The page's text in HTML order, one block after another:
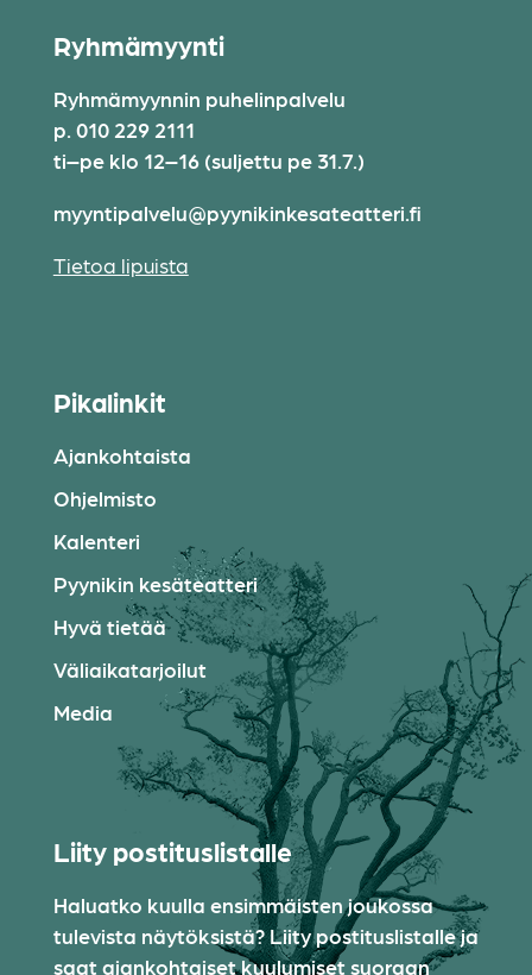
Ryhmämyynti
Ryhmämyynnin puhelinpalvelu
p. 010 229 2111
ti–pe klo 12–16 (suljettu pe 31.7.)
myyntipalvelu@pyynikinkesateatteri.fi
Tietoa lipuista
Pikalinkit
Ajankohtaista
Ohjelmisto
Kalenteri
Pyynikin kesäteatteri
Hyvä tietää
Väliaikatarjoilut
Media
Liity postituslistalle
Haluatko kuulla ensimmäisten joukossa
tulevista näytöksistä? Liity postituslistalle ja
saat ajankohtaiset kuulumiset suoraan